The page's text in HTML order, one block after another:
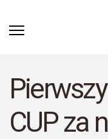
CUP za